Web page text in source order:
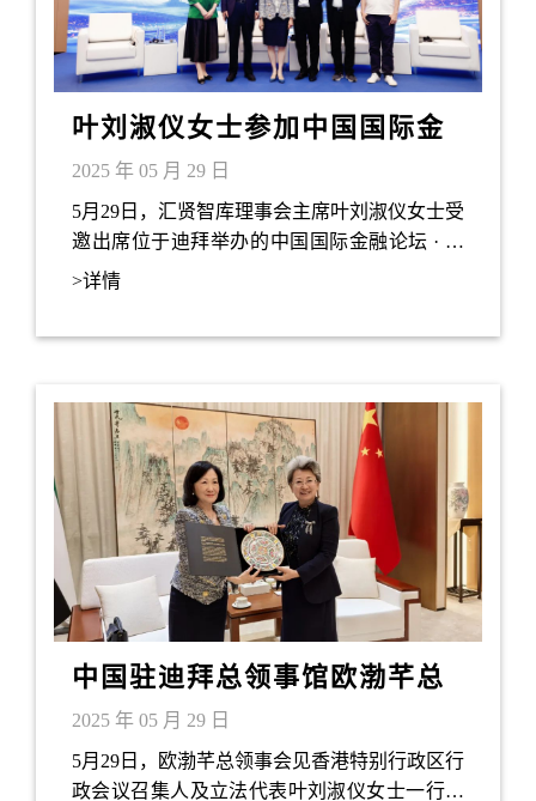
叶刘淑仪女士参加中国国际金
融论坛 · 海湾金融合作圆桌会
（二）
2025 年 05 月 29 日
5月29日，汇贤智库理事会主席叶刘淑仪女士受
邀出席位于迪拜举办的中国国际金融论坛 · 海
湾金融合作圆桌会。会后，叶刘淑仪女士围绕
>详情
中国驻迪拜总领事馆欧渤芊总
领事会见香港行政会议召集人
及立法代表叶刘淑仪女士
2025 年 05 月 29 日
5月29日，欧渤芊总领事会见香港特别行政区行
政会议召集人及立法代表叶刘淑仪女士一行。